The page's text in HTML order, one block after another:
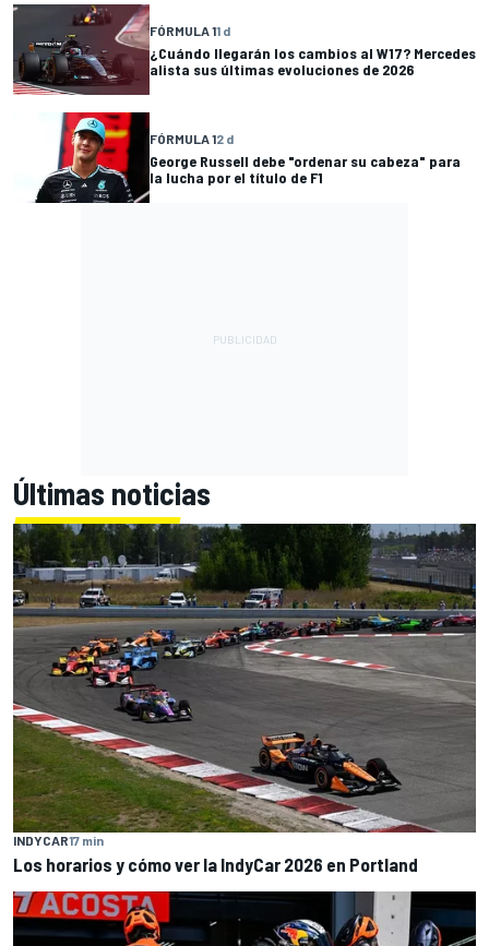
FÓRMULA 11 d
¿Cuándo llegarán los cambios al W17? Mercedes
alista sus últimas evoluciones de 2026
FÓRMULA 12 d
George Russell debe "ordenar su cabeza" para
la lucha por el título de F1
Últimas noticias
INDYCAR17 min
Los horarios y cómo ver la IndyCar 2026 en Portland